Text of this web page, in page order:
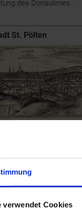
verwendet Cookies
des Donaulimes...
St. Pölten
Werk "Beschreibung
der vornembsten
u.a. auch die Ansicht